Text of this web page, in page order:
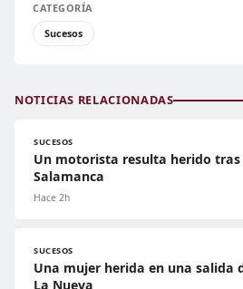
CATEGORÍA
Sucesos
NOTICIAS RELACIONADAS
SUCESOS
Un motorista resulta herido tras
Salamanca
Hace 2h
SUCESOS
Una mujer herida en una salida
La Nueva